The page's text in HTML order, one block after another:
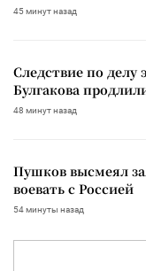
45 минут назад
Следствие по
Булгакова
48 минут назад
Пушков высмеял
воевать с Россией
54 минуты назад